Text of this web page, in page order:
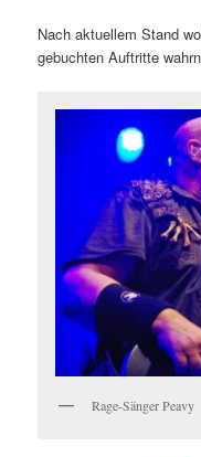
Nach aktuellem Stand
gebuchten Auftritte
Rage-Sänger Peavy